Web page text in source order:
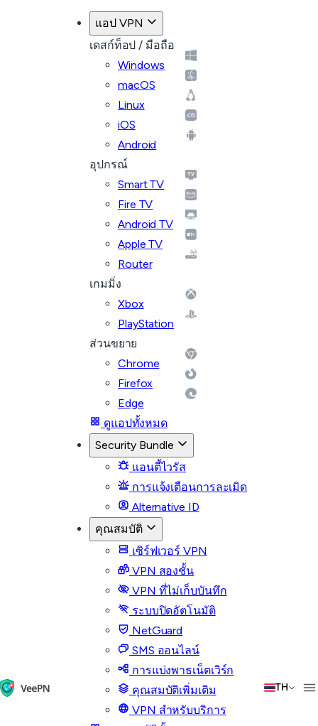
แอป VPN
เดสก์ท็อป / มือถือ
Windows
macOS
Linux
iOS
Android
อุปกรณ์
Smart TV
Fire TV
Android TV
Apple TV
Router
เกมมิ่ง
Xbox
PlayStation
ส่วนขยาย
Chrome
Firefox
Edge
ดูแอปทั้งหมด
Security Bundle
แอนตี้ไวรัส
การแจ้งเตือนการละเมิด
Alternative ID
คุณสมบัติ
เซิร์ฟเวอร์ VPN
VPN สองชั้น
VPN ที่ไม่เก็บบันทึก
ระบบปิดอัตโนมัติ
NetGuard
SMS ออนไลน์
การแบ่งพาธเน็ตเวิร์ก
คุณสมบัติเพิ่มเติม
VPN สำหรับบริการ
TH